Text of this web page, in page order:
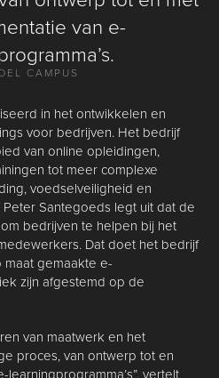
van e-
CAMPUS
in het ontwikkelen en
voor bedrijven. Het bedrijf
van online opleidingen,
tot meer complexe
voedselveiligheid en
Santegoeds legt uit dat de
bedrijven te helpen bij het
Dat doet het bedrijf
gemaakte e-
zijn afgestemd op de
van maatwerk en het
proces, van ontwerp tot en
vertelt